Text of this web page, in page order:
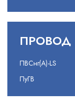
ПРОВОД
ПВСнг(А)-LS
ПуГВ